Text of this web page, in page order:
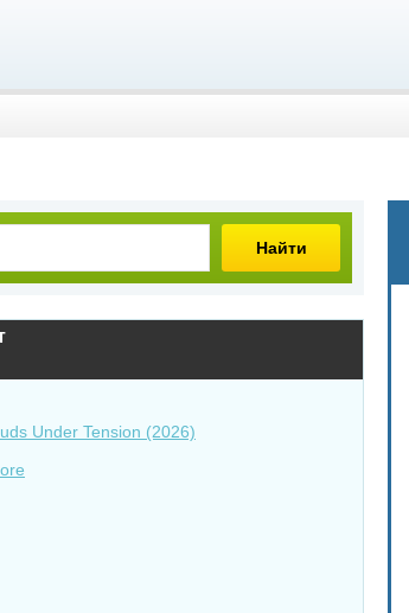
Найти
Under Tension (2026)